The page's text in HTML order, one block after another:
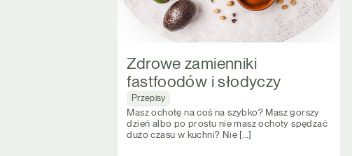
Zdrowe zamienniki
fastfoodów i słodyczy
Przepisy
Masz ochotę na coś na szybko? Masz gorszy
dzień albo po prostu nie masz ochoty spędzać
dużo czasu w kuchni? Nie […]